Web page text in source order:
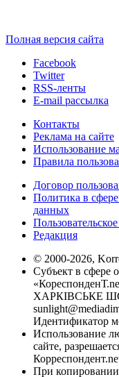
Полная версия сайта
Facebook
Twitter
RSS-ленты
E-mail рассылка
Контакты
Реклама на сайте
Использование
Правила
Договор
Политика в
данных
Редакция
© 2000-2026,
Субъект в сфере
ХАРКІВСЬКЕ
Идентификатор
Использование
сайте,
При